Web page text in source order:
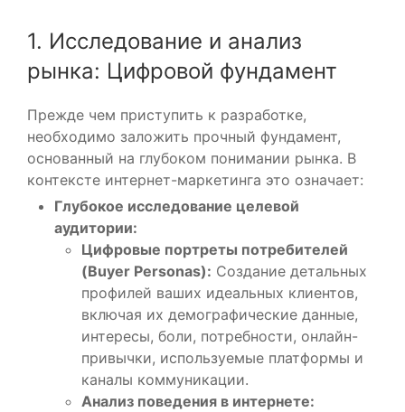
1. Исследование и анализ
рынка: Цифровой фундамент
Прежде чем приступить к разработке,
необходимо заложить прочный фундамент,
основанный на глубоком понимании рынка. В
контексте интернет-маркетинга это означает:
Глубокое исследование целевой
аудитории:
Цифровые портреты потребителей
(Buyer Personas): Создание детальных
профилей ваших идеальных клиентов,
включая их демографические данные,
интересы, боли, потребности, онлайн-
привычки, используемые платформы и
каналы коммуникации.
Анализ поведения в интернете: